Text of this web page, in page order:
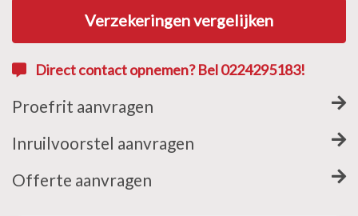
Verzekeringen vergelijken
Direct contact opnemen? Bel 0224295183!
Proefrit aanvragen
Inruilvoorstel aanvragen
Offerte aanvragen